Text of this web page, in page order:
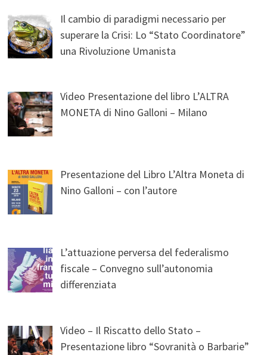
Il cambio di paradigmi necessario per
superare la Crisi: Lo “Stato Coordinatore”
una Rivoluzione Umanista
Video Presentazione del libro L’ALTRA
MONETA di Nino Galloni – Milano
Presentazione del Libro L’Altra Moneta di
Nino Galloni – con l’autore
L’attuazione perversa del federalismo
fiscale – Convegno sull’autonomia
differenziata
Video – Il Riscatto dello Stato –
Presentazione libro “Sovranità o Barbarie”